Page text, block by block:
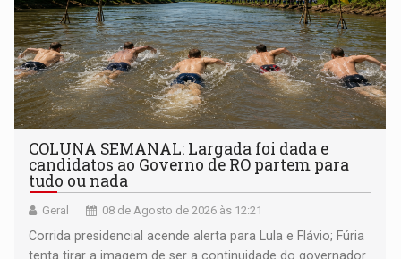
COLUNA SEMANAL: Largada foi dada e
candidatos ao Governo de RO partem para
tudo ou nada
Geral 08 de Agosto de 2026 às 12:21
Corrida presidencial acende alerta para Lula e Flávio; Fúria
tenta tirar a imagem de ser a continuidade do governador